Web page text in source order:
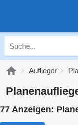
Auflieger
77 Anzeigen: